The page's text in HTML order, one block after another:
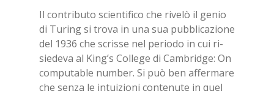
Il con­tri­bu­to scien­ti­fi­co che ri­ve­lò il ge­nio
di Tu­ring si tro­va in una sua pub­bli­ca­zio­ne
del 1936 che scris­se nel pe­rio­do in cui ri­
sie­de­va al King’s Col­le­ge di Cam­brid­ge: On
com­pu­ta­ble num­ber. Si può ben af­fer­ma­re
che sen­za le in­tui­zio­ni con­te­nu­te in quel